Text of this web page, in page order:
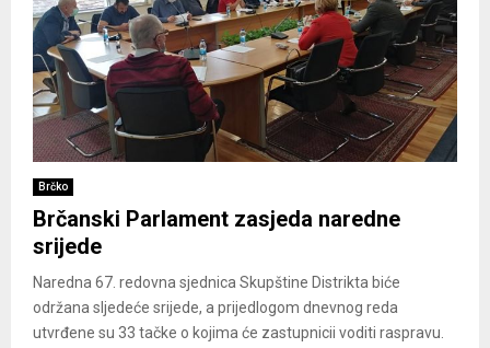
Brčko
Brčanski Parlament zasjeda naredne
srijede
Naredna 67. redovna sjednica Skupštine Distrikta biće
održana sljedeće srijede, a prijedlogom dnevnog reda
utvrđene su 33 tačke o kojima će zastupnicii voditi raspravu.